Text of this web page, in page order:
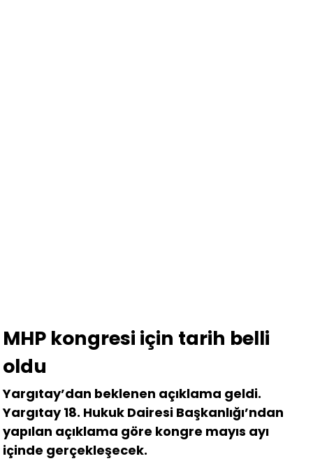
MHP kongresi için tarih belli
oldu
Yargıtay’dan beklenen açıklama geldi.
Yargıtay 18. Hukuk Dairesi Başkanlığı’ndan
yapılan açıklama göre kongre mayıs ayı
içinde gerçekleşecek.